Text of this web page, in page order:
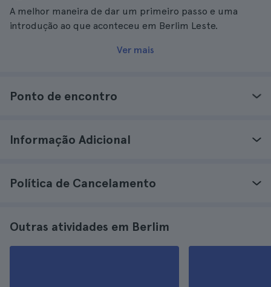
A melhor maneira de dar um primeiro passo e uma
introdução ao que aconteceu em Berlim Leste.
Ver mais
Ponto de encontro
Informação Adicional
Política de Cancelamento
Outras atividades em Berlim